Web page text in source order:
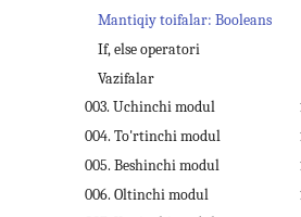
Ma'lumot turlari
Operatorlar
Izohlar
Ekrandan ma'lumot kiritish
Matematik kutubxona
Vazifalar
Mantiqiy toifalar: Booleans
If, else operatori
Vazifalar
003. Uchinchi modul
For sikl operatori
While sikl operatori
Break va Continue
004. To'rtinchi modul
Ro'yxatlar
Kortej
005. Beshinchi modul
Funksiyalar
006. Oltinchi modul